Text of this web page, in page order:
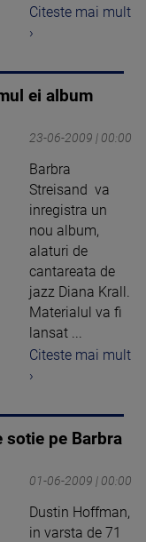
Citeste mai mult
›
ei album
23-06-2009 | 00:00
Barbra
Streisand va
inregistra un
nou album,
alaturi de
cantareata de
jazz Diana Krall.
Materialul va fi
lansat ...
Citeste mai mult
›
sotie pe Barbra
01-06-2009 | 00:00
Dustin Hoffman,
in varsta de 71